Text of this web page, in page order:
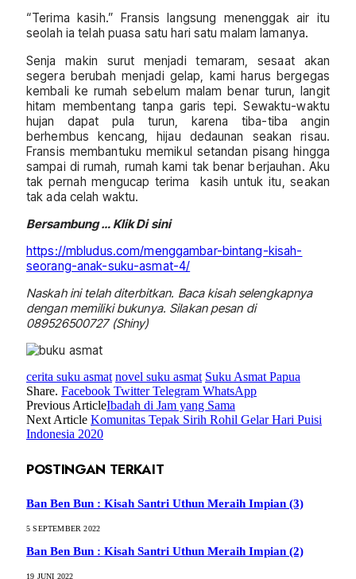
“Terima kasih.” Fransis langsung menenggak air itu
seolah ia telah puasa satu hari satu malam lamanya.
Senja makin surut menjadi temaram, sesaat akan
segera berubah menjadi gelap, kami harus bergegas
kembali ke rumah sebelum malam benar turun, langit
hitam membentang tanpa garis tepi. Sewaktu-waktu
hujan dapat pula turun, karena tiba-tiba angin
berhembus kencang, hijau dedaunan seakan risau.
Fransis membantuku memikul setandan pisang hingga
sampai di rumah, rumah kami tak benar berjauhan. Aku
tak pernah mengucap terima kasih untuk itu, seakan
tak ada celah waktu.
Bersambung … Klik Di sini
https://mbludus.com/menggambar-bintang-kisah-
seorang-anak-suku-asmat-4/
Naskah ini telah diterbitkan. Baca kisah selengkapnya
dengan memiliki bukunya. Silakan pesan di
089526500727 (Shiny)
cerita suku asmat novel suku asmat Suku Asmat Papua
Share. Facebook Twitter Telegram WhatsApp
Previous ArticleIbadah di Jam yang Sama
Next Article Komunitas Tepak Sirih Rohil Gelar Hari Puisi
Indonesia 2020
POSTINGAN TERKAIT
Ban Ben Bun : Kisah Santri Uthun Meraih Impian (3)
5 SEPTEMBER 2022
Ban Ben Bun : Kisah Santri Uthun Meraih Impian (2)
19 JUNI 2022